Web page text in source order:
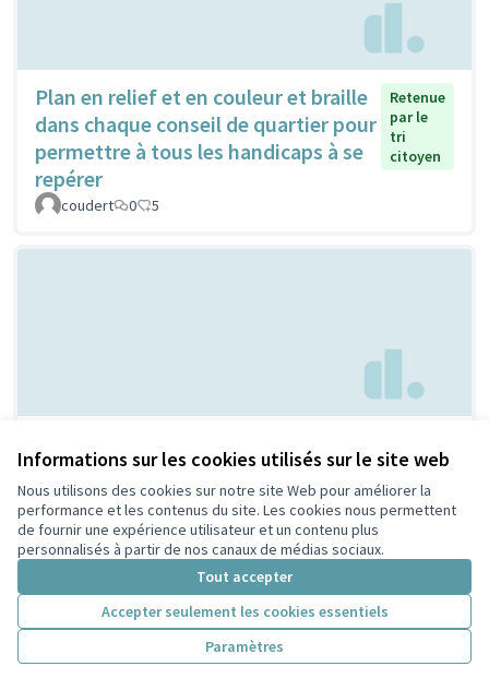
Informations sur les cookies utilisés sur le site web
Nous utilisons des cookies sur notre site Web pour améliorer la
performance et les contenus du site. Les cookies nous permettent
de fournir une expérience utilisateur et un contenu plus
personnalisés à partir de nos canaux de médias sociaux.
Tout accepter
Accepter seulement les cookies essentiels
Paramètres
Plan en relief et en couleur et braille
dans chaque conseil de quartier pour
permettre à tous les handicaps à se
repérer
Retenue
par le
tri
citoyen
coudert 0 5
Villeurbanne
citoyen
Febpecker
9 9